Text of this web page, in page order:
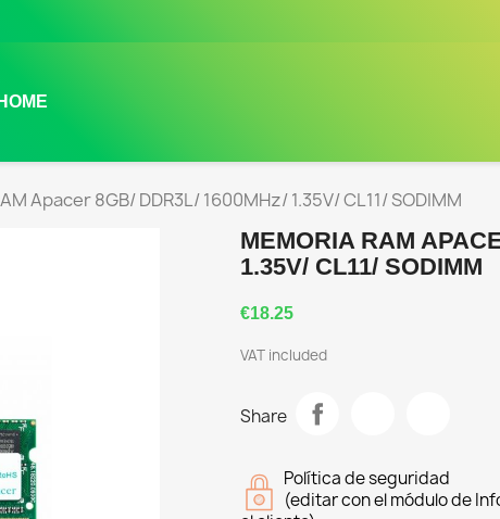
HOME
Apacer 8GB/ DDR3L/ 1600MHz/ 1.35V/ CL11/ SODIMM
MEMORIA RAM
1.35V/ CL11/ SODIMM
€18.25
VAT included
Share
Política de seguridad
(editar con el módulo de